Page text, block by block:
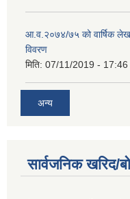
आ.व.२०७४/७५ को वार्षिक
विवरण
मिति: 07/11/2019 - 17:46
अन्य
सार्वजनिक खरिद/